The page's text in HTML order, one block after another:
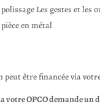
Les gestes et les
en métal
être financée via
votre OPCO demande